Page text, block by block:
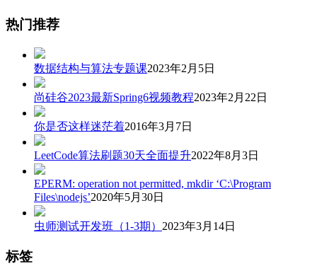
热门推荐
数据结构与算法专题课2023年2月5日
尚硅谷2023最新Spring6视频教程2023年2月22日
你是否这样迷茫着2016年3月7日
LeetCode算法刷题30天全面提升2022年8月3日
EPERM: operation not permitted, mkdir ‘C:\Program
Files\nodejs’2020年5月30日
虫师测试开发班（1-3期） 2023年3月14日
标签